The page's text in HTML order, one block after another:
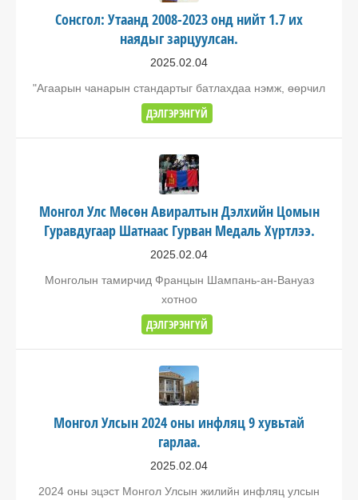
Сонсгол: Утаанд 2008-2023 онд нийт 1.7 их
наядыг зарцуулсан.
2025.02.04
"Агаарын чанарын стандартыг батлахдаа нэмж, өөрчил
ДЭЛГЭРЭНГҮЙ
Монгол Улс Мөсөн Авиралтын Дэлхийн Цомын
Гуравдугаар Шатнаас Гурван Медаль Хүртлээ.
2025.02.04
Монголын тамирчид Францын Шампань-ан-Вануаз
хотноо
ДЭЛГЭРЭНГҮЙ
Монгол Улсын 2024 оны инфляц 9 хувьтай
гарлаа.
2025.02.04
2024 оны эцэст Монгол Улсын жилийн инфляц улсын